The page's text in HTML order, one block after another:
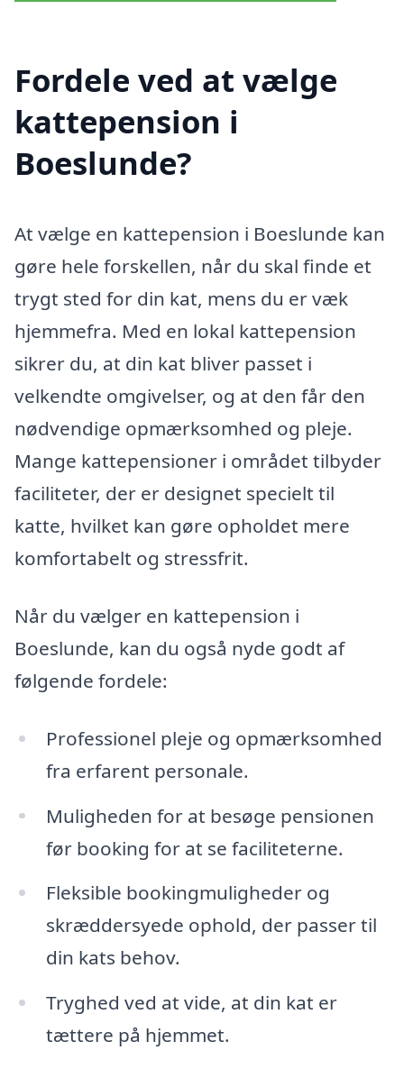
Fordele ved at vælge
kattepension i
Boeslunde?
At vælge en kattepension i Boeslunde kan
gøre hele forskellen, når du skal finde et
trygt sted for din kat, mens du er væk
hjemmefra. Med en lokal kattepension
sikrer du, at din kat bliver passet i
velkendte omgivelser, og at den får den
nødvendige opmærksomhed og pleje.
Mange kattepensioner i området tilbyder
faciliteter, der er designet specielt til
katte, hvilket kan gøre opholdet mere
komfortabelt og stressfrit.
Når du vælger en kattepension i
Boeslunde, kan du også nyde godt af
følgende fordele:
Professionel pleje og opmærksomhed
fra erfarent personale.
Muligheden for at besøge pensionen
før booking for at se faciliteterne.
Fleksible bookingmuligheder og
skræddersyede ophold, der passer til
din kats behov.
Tryghed ved at vide, at din kat er
tættere på hjemmet.